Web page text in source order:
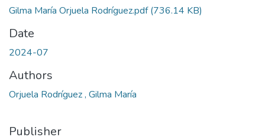
Gilma María Orjuela Rodríguez.pdf(736.14 KB)
Date
2024-07
Authors
Orjuela Rodríguez , Gilma María
Publisher